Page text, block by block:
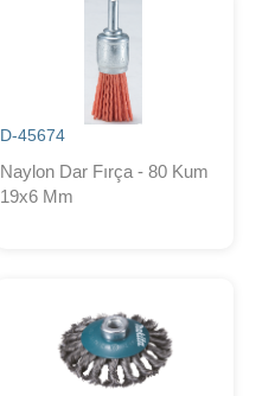
D-45674
Naylon Dar Fırça - 80 Kum
19x6 Mm